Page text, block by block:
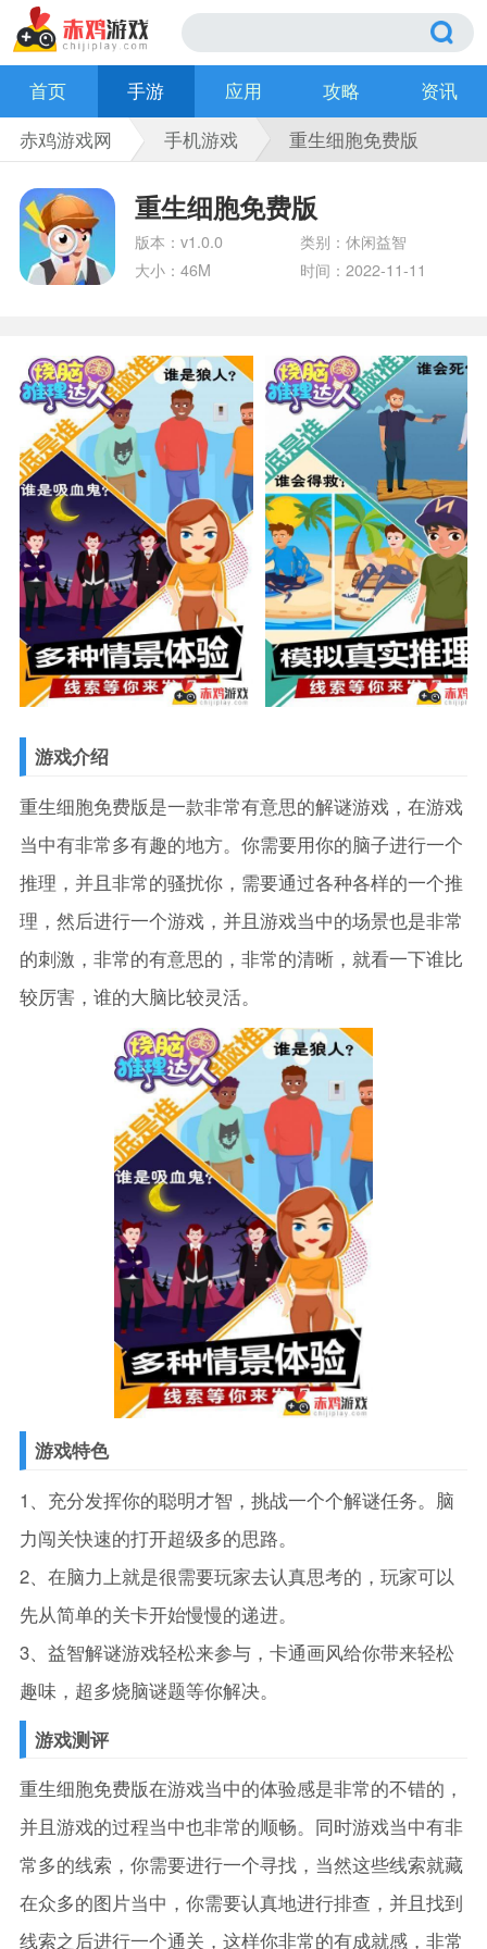
首页 手游 应用 攻略
资讯
赤鸡游戏网
手机游戏 重生细胞免费版
重生细胞免费版
版本：v1.0.0
类别：休闲益智
大小：46M
时间：2022-11-11
游戏介绍
重生细胞免费版是一款非常有意思的解谜游戏，在游戏
当中有非常多有趣的地方。你需要用你的脑子进行一个
推理，并且非常的骚扰你，需要通过各种各样的一个推
理，然后进行一个游戏，并且游戏当中的场景也是非常
的刺激，非常的有意思的，非常的清晰，就看一下谁比
较厉害，谁的大脑比较灵活。
游戏特色
1、充分发挥你的聪明才智，挑战一个个解谜任务。脑
力闯关快速的打开超级多的思路。
2、在脑力上就是很需要玩家去认真思考的，玩家可以
先从简单的关卡开始慢慢的递进。
3、益智解谜游戏轻松来参与，卡通画风给你带来轻松
趣味，超多烧脑谜题等你解决。
游戏测评
重生细胞免费版在游戏当中的体验感是非常的不错的，
并且游戏的过程当中也非常的顺畅。同时游戏当中有非
常多的线索，你需要进行一个寻找，当然这些线索就藏
在众多的图片当中，你需要认真地进行排查，并且找到
线索之后进行一个通关，这样你非常的有成就感，非常